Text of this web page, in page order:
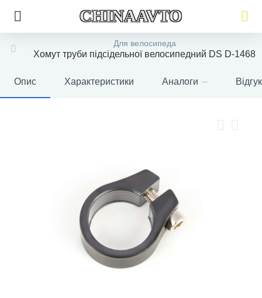
CHINAAVTO
Для велосипеда
Хомут труби підсідельної велосипедний DS D-1468
Опис Характеристики Аналоги